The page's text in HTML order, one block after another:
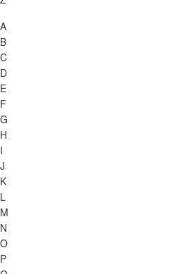
A
B
C
D
E
F
G
H
I
J
K
L
M
N
O
P